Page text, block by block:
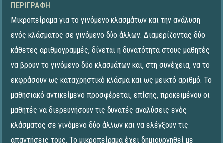
ΠΕΡΙΓΡΑΦΉ
Μικροπείραμα για το γινόμενο κλασμάτων και την ανάλυση
ενός κλάσματος σε γινόμενο δύο άλλων. Διαμερίζοντας δύο
κάθετες αριθμογραμμές, δίνεται η δυνατότητα στους μαθητές
να βρουν το γινόμενο δύο κλασμάτων και, στη συνέχεια, να το
εκφράσουν ως καταχρηστικό κλάσμα και ως μεικτό αριθμό. Το
μαθησιακό αντικείμενο προσφέρεται, επίσης, προκειμένου οι
μαθητές να διερευνήσουν τις δυνατές αναλύσεις ενός
κλάσματος σε γινόμενο δύο άλλων και να ελέγξουν τις
απαντήσεις τους. To μικροπείραμα έχει δημιουργηθεί με